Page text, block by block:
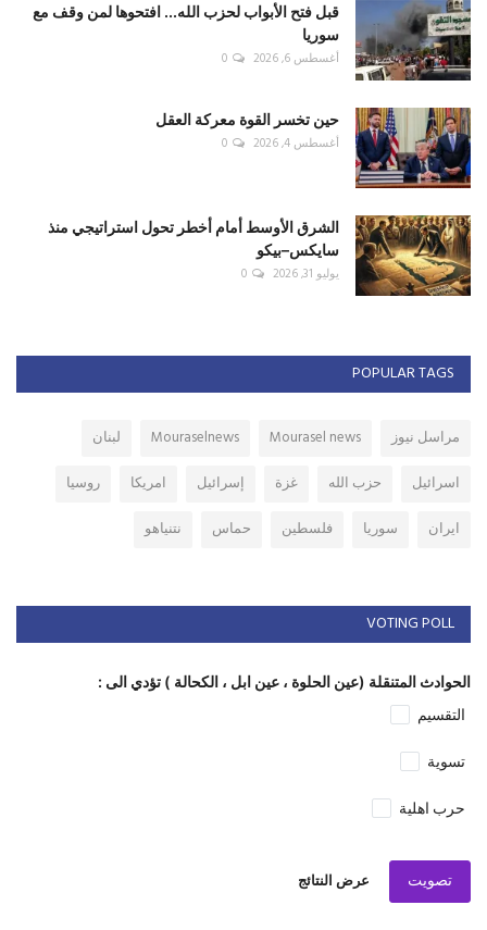
قبل فتح الأبواب لحزب الله... افتحوها لمن وقف مع
سوريا
أغسطس 6, 2026 0
حين تخسر القوة معركة العقل
أغسطس 4, 2026 0
الشرق الأوسط أمام أخطر تحول استراتيجي منذ
سايكس–بيكو
يوليو 31, 2026 0
POPULAR TAGS
مراسل نيوز Mourasel news
Mouraselnews
لبنان
اسرائيل
حزب الله غزة إسرائيل امريكا
روسيا
ايران
سوريا فلسطين حماس نتنياهو
VOTING POLL
الحوادث المتنقلة (عين الحلوة ، عين ابل ، الكحالة ) تؤدي الى :
التقسيم
تسوية
حرب اهلية
تصويت عرض النتائج